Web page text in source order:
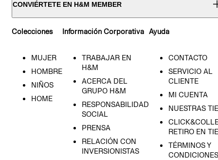
CONVIÉRTETE EN H&M MEMBER
Colecciones
MUJER
HOMBRE
NIÑOS
HOME
Información Corporativa
TRABAJAR EN
H&M
ACERCA DEL
GRUPO H&M
RESPONSABILIDAD
SOCIAL
PRENSA
RELACIÓN CON
INVERSIONISTAS
Ayuda
CONTACTO
SERVICIO AL
CLIENTE
MI CUENTA
NUESTRAS
RETIRO EN
TÉRMINOS Y
CONDICIONES